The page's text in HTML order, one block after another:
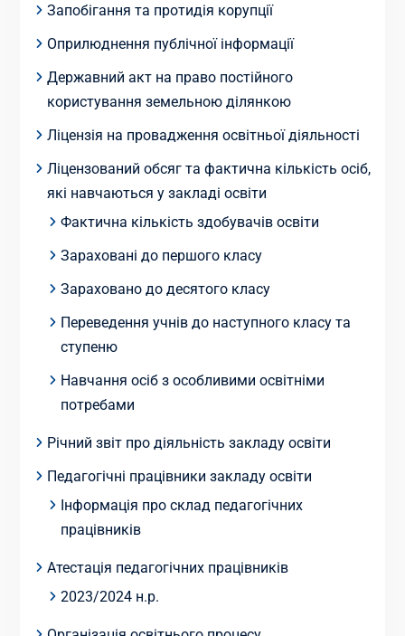
Запобігання та протидія корупції
Оприлюднення публічної інформації
Державний акт на право постійного
користування земельною ділянкою
Ліцензія на провадження освітньої діяльності
Ліцензований обсяг та фактична кількість осіб,
які навчаються у закладі освіти
Фактична кількість здобувачів освіти
Зараховані до першого класу
Зараховано до десятого класу
Переведення учнів до наступного класу та
ступеню
Навчання осіб з особливими освітніми
потребами
Річний звіт про діяльність закладу освіти
Педагогічні працівники закладу освіти
Інформація про склад педагогічних
працівників
Атестація педагогічних працівників
2023/2024 н.р.